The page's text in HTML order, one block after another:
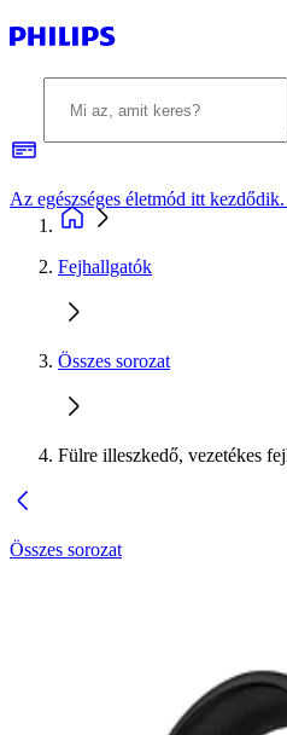
Az egészséges életmód itt
Fejhallgatók
Összes sorozat
Fülre illeszkedő, vezetékes
Összes sorozat